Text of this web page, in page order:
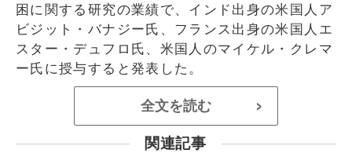
困に関する研究の業績で、インド出身の米国人ア
ビジット・バナジー氏、フランス出身の米国人エ
スター・デュフロ氏、米国人のマイケル・クレマ
ー氏に授与すると発表した。
全文を読む >
関連記事